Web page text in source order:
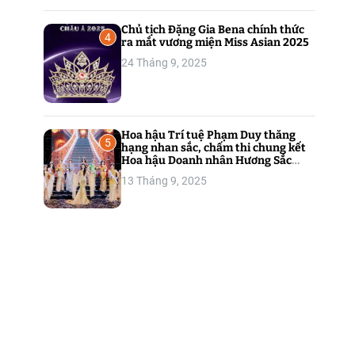
4
Chủ tịch Đặng Gia Bena chính thức
ra mắt vương miện Miss Asian 2025
24 Tháng 9, 2025
5
Hoa hậu Trí tuệ Phạm Duy thăng
hạng nhan sắc, chấm thi chung kết
Hoa hậu Doanh nhân Hương Sắc
Việt Nam 2025
13 Tháng 9, 2025